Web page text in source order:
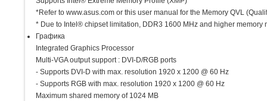
*Refer to www.asus.com or this user manual for the Memory QVL
* Due to Intel® chipset limitation, DDR3 1600 MHz and higher
Графика
Integrated Graphics Processor
Multi-VGA output support : DVI-D/RGB ports
- Supports DVI-D with max. resolution 1920 x 1200 @ 60 Hz
- Supports RGB with max. resolution 1920 x 1200 @ 60 Hz
Maximum shared memory of 1024 MB